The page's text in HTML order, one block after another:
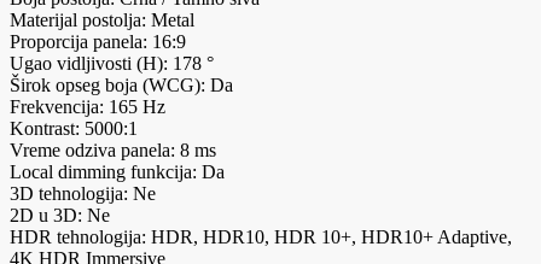
Materijal postolja: Metal
Proporcija panela: 16:9
Ugao vidljivosti (H): 178 °
Širok opseg boja (WCG): Da
Frekvencija: 165 Hz
Kontrast: 5000:1
Vreme odziva panela: 8 ms
Local dimming funkcija: Da
3D tehnologija: Ne
2D u 3D: Ne
HDR tehnologija: HDR, HDR10, HDR 10+, HDR10+ Adaptive,
4K HDR Immersive